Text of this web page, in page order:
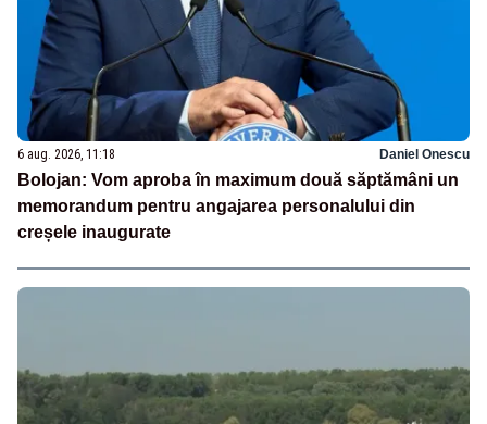
6 aug. 2026, 11:18 Daniel Onescu
Bolojan: Vom aproba în maximum două săptămâni un
memorandum pentru angajarea personalului din
creșele inaugurate